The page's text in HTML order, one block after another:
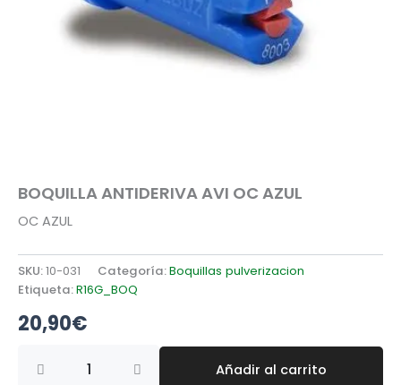
BOQUILLA ANTIDERIVA AVI OC AZUL
OC AZUL
SKU:10-031 Categoría:Boquillas pulverizacion
Etiqueta:R16G_BOQ
20,90€
ANTIDERIVA
Añadir al carrito